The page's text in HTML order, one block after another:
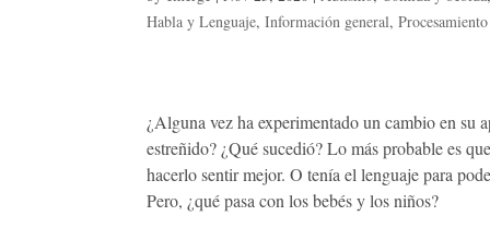
Habla y Lenguaje,Información general,
¿Alguna vez ha experimentado un cambio en su
estreñido? ¿Qué sucedió? Lo más probable es
hacerlo sentir mejor. O tenía el lenguaje para
Pero, ¿qué pasa con los bebés y los niños?